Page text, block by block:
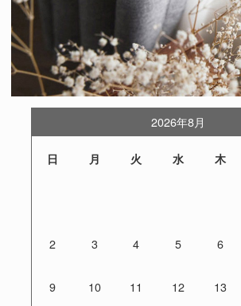
2026年8月
日 月 火 水 木
2 3 4 5 6
9 10 11 12 13